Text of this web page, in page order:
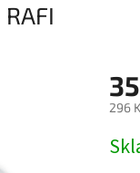
296
cena: